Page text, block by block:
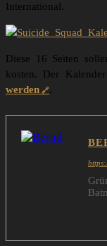
International.
Diese 16 Seiten
kosten. Der
werden
.